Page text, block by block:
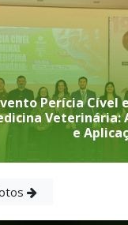
Perícia Cível
Veterinária:
e